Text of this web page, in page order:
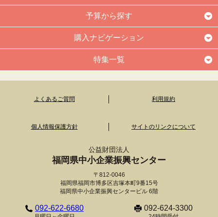
予算から探す
購入ナビゲーション
特集一覧
よくあるご質問 利用規約
個人情報保護方針 サイトのリンクについて
公益財団法人
福岡県中小企業振興センター
〒812-0046
福岡県福岡市博多区吉塚本町9番15号
福岡県中小企業振興センタービル 6階
092-622-6680 092-624-3300